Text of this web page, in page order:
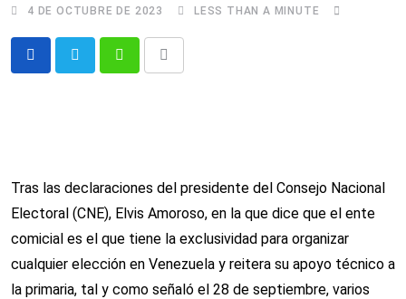
4 DE OCTUBRE DE 2023 LESS THAN A MINUTE
Tras las declaraciones del presidente del Consejo Nacional
Electoral (CNE), Elvis Amoroso, en la que dice que el ente
comicial es el que tiene la exclusividad para organizar
cualquier elección en Venezuela y reitera su apoyo técnico a
la primaria, tal y como señaló el 28 de septiembre, varios